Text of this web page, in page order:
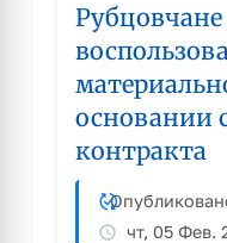
доходов
и
в
основании
контракта
чт, 05 Фев.